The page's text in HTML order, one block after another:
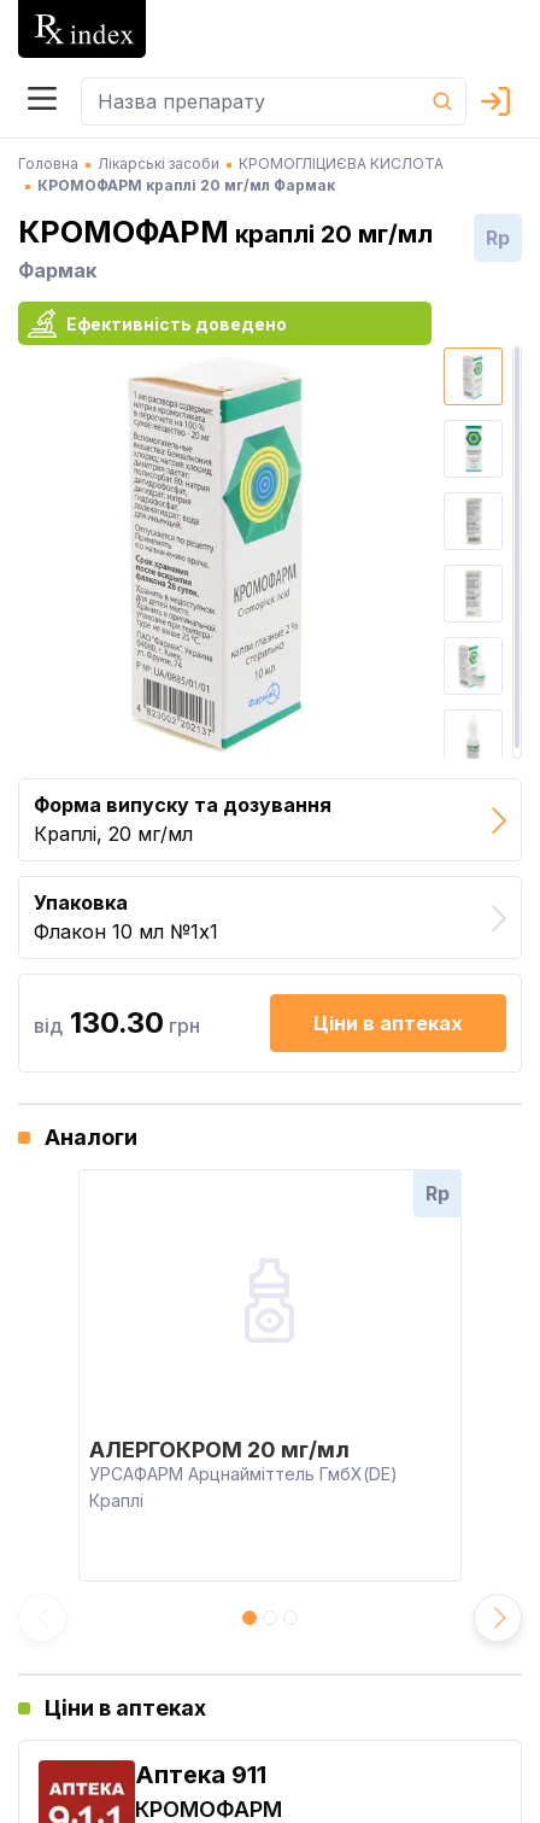
Головна Лікарські засоби
КРОМОГЛІЦИЄВА КИСЛОТА
КРОМОФАРМ краплі 20 мг/мл Фармак
КРОМОФАРМ краплі 20 мг/мл
Фармак
Rp
Ефективність доведено
Форма випуску та дозування
Краплі, 20 мг/мл
Упаковка
Флакон 10 мл №1x1
від 130.30 грн Ціни в аптеках
Аналоги
Rp
АЛЕРГОКРОМ 20 мг/мл
УРСАФАРМ Арцнайміттель ГмбХ(DE)
Краплі
Ціни в аптеках
Aптека 911
КРОМОФАРМ